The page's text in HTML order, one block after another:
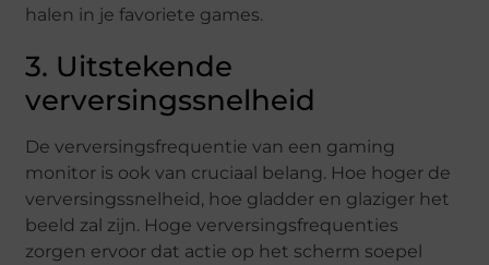
halen in je favoriete games.
3. Uitstekende
verversingssnelheid
De verversingsfrequentie van een gaming
monitor is ook van cruciaal belang. Hoe hoger de
verversingssnelheid, hoe gladder en glaziger het
beeld zal zijn. Hoge verversingsfrequenties
zorgen ervoor dat actie op het scherm soepel